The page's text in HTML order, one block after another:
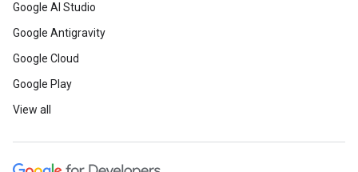
Google AI Studio
Google Antigravity
Google Cloud
Google Play
View all